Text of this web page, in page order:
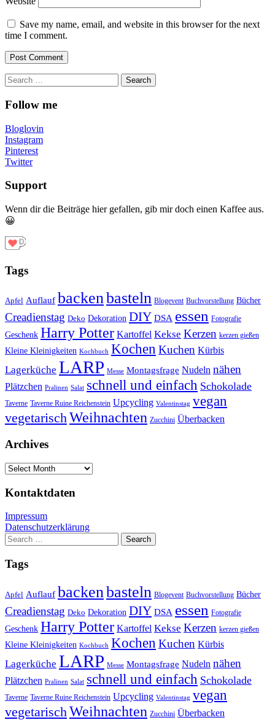
Save my name, email, and website in this browser for the next
time I comment.
Search
for:
Follow me
Bloglovin
Instagram
Pinterest
Twitter
Support
Wenn dir die Beiträge hier gefallen, gib mir doch einen Kaffee aus.
😀
Tags
Apfel Auflauf backenbasteln Blogevent Buchvorstellung Bücher
Creadienstag Deko Dekoration DIY DSA essen Fotografie
Geschenk Harry Potter Kartoffel Kekse Kerzen kerzen gießen
Kleine Kleinigkeiten Kochbuch Kochen Kuchen Kürbis
Lagerküche LARP Messe Montagsfrage Nudeln nähen
Plätzchen Pralinen Salat schnell und einfach Schokolade
Taverne Taverne Ruine Reichenstein Upcycling Valentinstag vegan
vegetarischWeihnachten Zucchini Überbacken
Archives
Archives
Kontaktdaten
Impressum
Datenschutzerklärung
Search
for:
Tags
Apfel Auflauf backenbasteln Blogevent Buchvorstellung Bücher
Creadienstag Deko Dekoration DIY DSA essen Fotografie
Geschenk Harry Potter Kartoffel Kekse Kerzen kerzen gießen
Kleine Kleinigkeiten Kochbuch Kochen Kuchen Kürbis
Lagerküche LARP Messe Montagsfrage Nudeln nähen
Plätzchen Pralinen Salat schnell und einfach Schokolade
Taverne Taverne Ruine Reichenstein Upcycling Valentinstag vegan
vegetarisch Weihnachten Zucchini Überbacken